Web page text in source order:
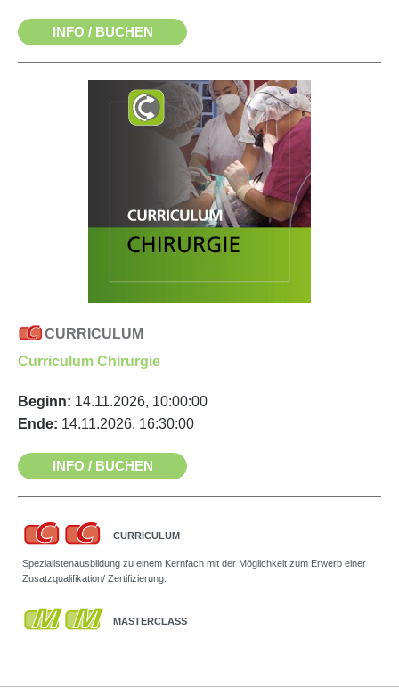
INFO / BUCHEN
CURRICULUM
Curriculum Chirurgie
Beginn: 14.11.2026, 10:00:00
Ende: 14.11.2026, 16:30:00
INFO / BUCHEN
CURRICULUM
Spezialistenausbildung zu einem Kernfach mit der Möglichkeit zum Erwerb einer
Zusatzqualifikation/ Zertifizierung.
MASTERCLASS